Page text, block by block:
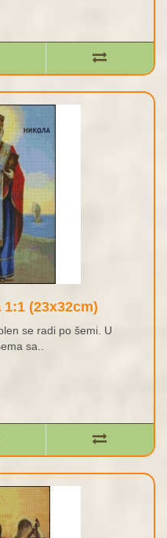
1:1 (23x32cm)
se radi po šemi. U
sa..